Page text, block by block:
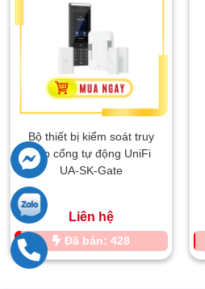
Bộ thiết bị kiểm soát truy
cập cổng tự động UniFi
UA-SK-Gate
Liên hệ
Đã bán: 428